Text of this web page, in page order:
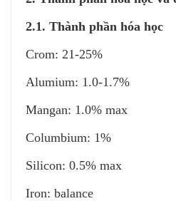
2.1. Thành phần hóa học
Crom: 21-25%
Alumium: 1.0-1.7%
Mangan: 1.0% max
Columbium: 1%
Silicon: 0.5% max
Iron: balance